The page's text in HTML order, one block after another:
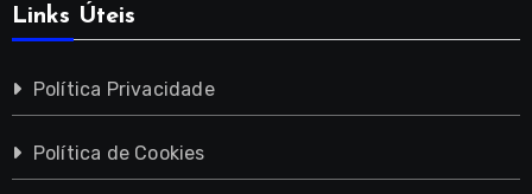
Links Úteis
Política Privacidade
Política de Cookies